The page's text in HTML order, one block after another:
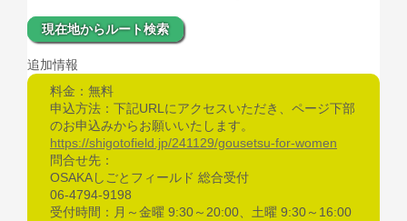
現在地からルート検索
追加情報
料金：無料
申込方法：下記URLにアクセスいただき、ページ下部
のお申込みからお願いいたします。
https://shigotofield.jp/241129/gousetsu-for-women
問合せ先：
OSAKAしごとフィールド 総合受付
06-4794-9198
受付時間：月～金曜 9:30～20:00、土曜 9:30～16:00